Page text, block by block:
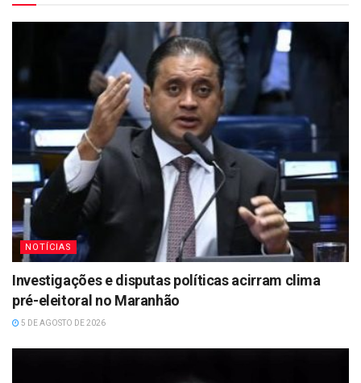
NOTÍCIAS
Investigações e disputas políticas acirram clima
pré-eleitoral no Maranhão
5 DE AGOSTO DE 2026